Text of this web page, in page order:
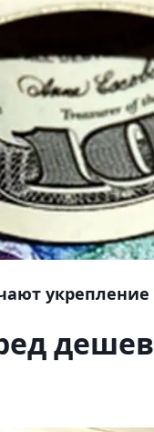
укрепление